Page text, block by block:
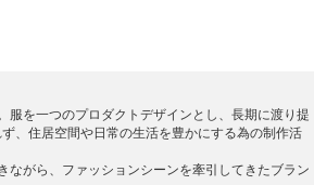
を一つのプロダクトデザインとし、長期に渡り提
、住居空間や日常の生活を豊かにする為の制作活
がら、ファッションシーンを牽引してきたブラン